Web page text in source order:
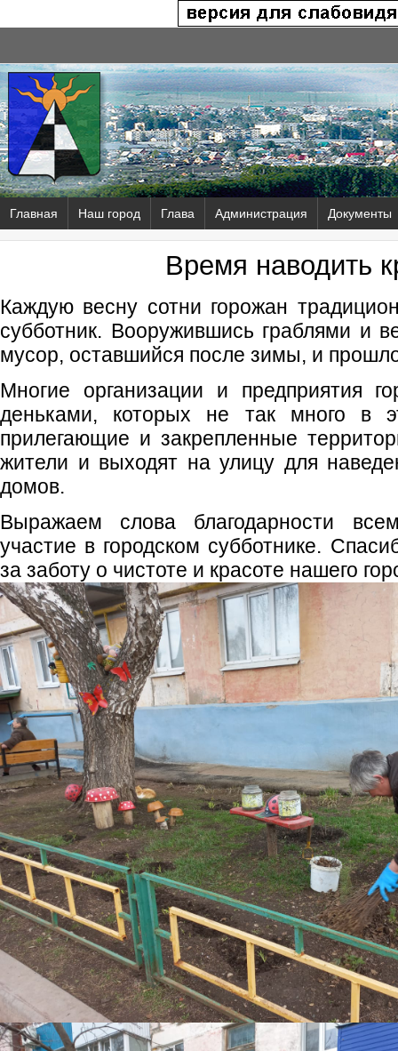
Главная Наш город Глава Администрация Документы
Время наводить
Каждую весну сотни горожан
субботник. Вооружившись граблями и
мусор, оставшийся после зимы, и
Многие организации и предприятия
деньками, которых не так много в
прилегающие и закрепленные
жители и выходят на улицу для
домов.
Выражаем слова благодарности
участие в городском субботнике.
за заботу о чистоте и красоте нашего